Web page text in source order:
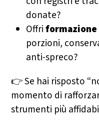
donate?
Offri
porzioni,
anti-spreco?
👉 Se hai risposto
momento di
strumenti più